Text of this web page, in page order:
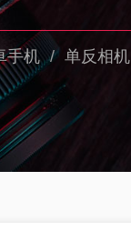
手机 / 单反相机